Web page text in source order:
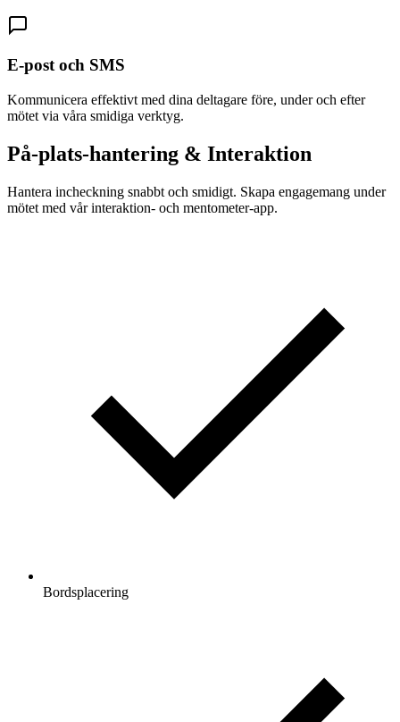
E-post och SMS
Kommunicera effektivt med dina deltagare före, under och efter
mötet via våra smidiga verktyg.
På-plats-hantering & Interaktion
Hantera incheckning snabbt och smidigt. Skapa engagemang under
mötet med vår interaktion- och mentometer-app.
Bordsplacering